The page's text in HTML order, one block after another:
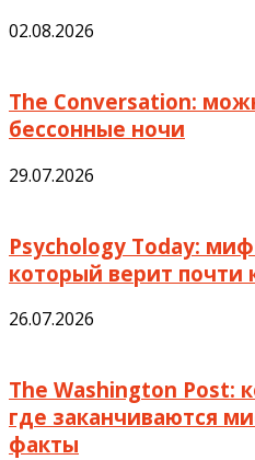
02.08.2026
The Conversation:
бессонные ночи
29.07.2026
Psychology Today: миф
который верит
26.07.2026
The Washington Post:
где заканчиваются
факты